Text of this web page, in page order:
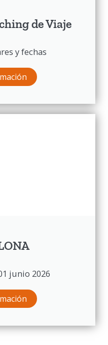
de Viaje
y fechas
junio 2026